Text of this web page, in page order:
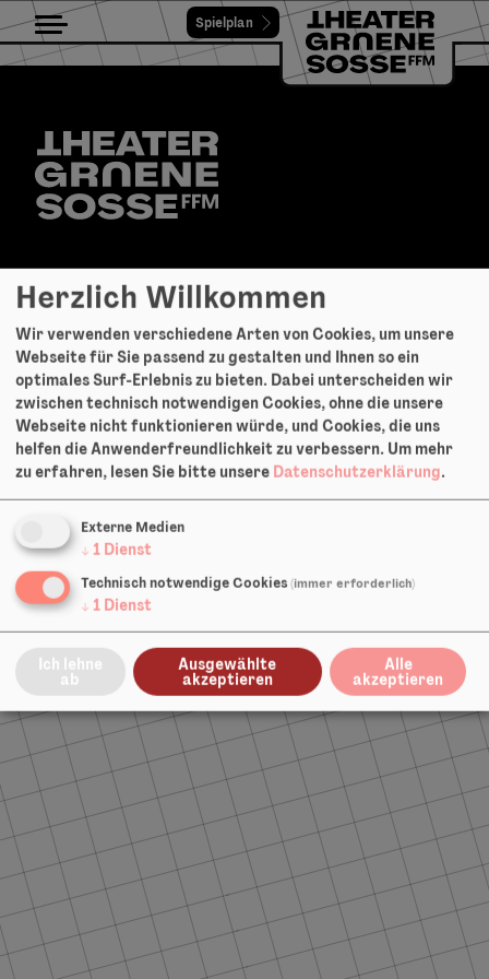
Toggle navigationSpielplan
TheaterGrueneSosse
Team und Gäste
Freunde, Partner & Sponsoren
Ausschreibungen / Jobs
Newsletter
Löwengasse 27k
60385 Frankfurt am Main
+49-69-45 05 54
office@theatergruenesosse.de
Impressum
Presse & Downloads
Newsletter
Löwengasse 27k
60385 Frankfurt am Main
+49-69-45 05 54
Impressum
Datenschutz
Cookieeinstellungen ändern
Herzlich Willkommen
Wir verwenden verschiedene Arten von Cookies, um unsere
Webseite für Sie passend zu gestalten und Ihnen so ein
optimales Surf-Erlebnis zu bieten. Dabei unterscheiden wir
zwischen technisch notwendigen Cookies, ohne die unsere
Webseite nicht funktionieren würde, und Cookies, die uns
helfen die Anwenderfreundlichkeit zu verbessern. Um mehr
zu erfahren, lesen Sie bitte unsere Datenschutzerklärung.
Externe Medien
↓ 1 Dienst
Technisch notwendige Cookies (immer erforderlich)
↓ 1 Dienst
Ich lehne
ab
Ausgewählte
akzeptieren
Alle
akzeptieren